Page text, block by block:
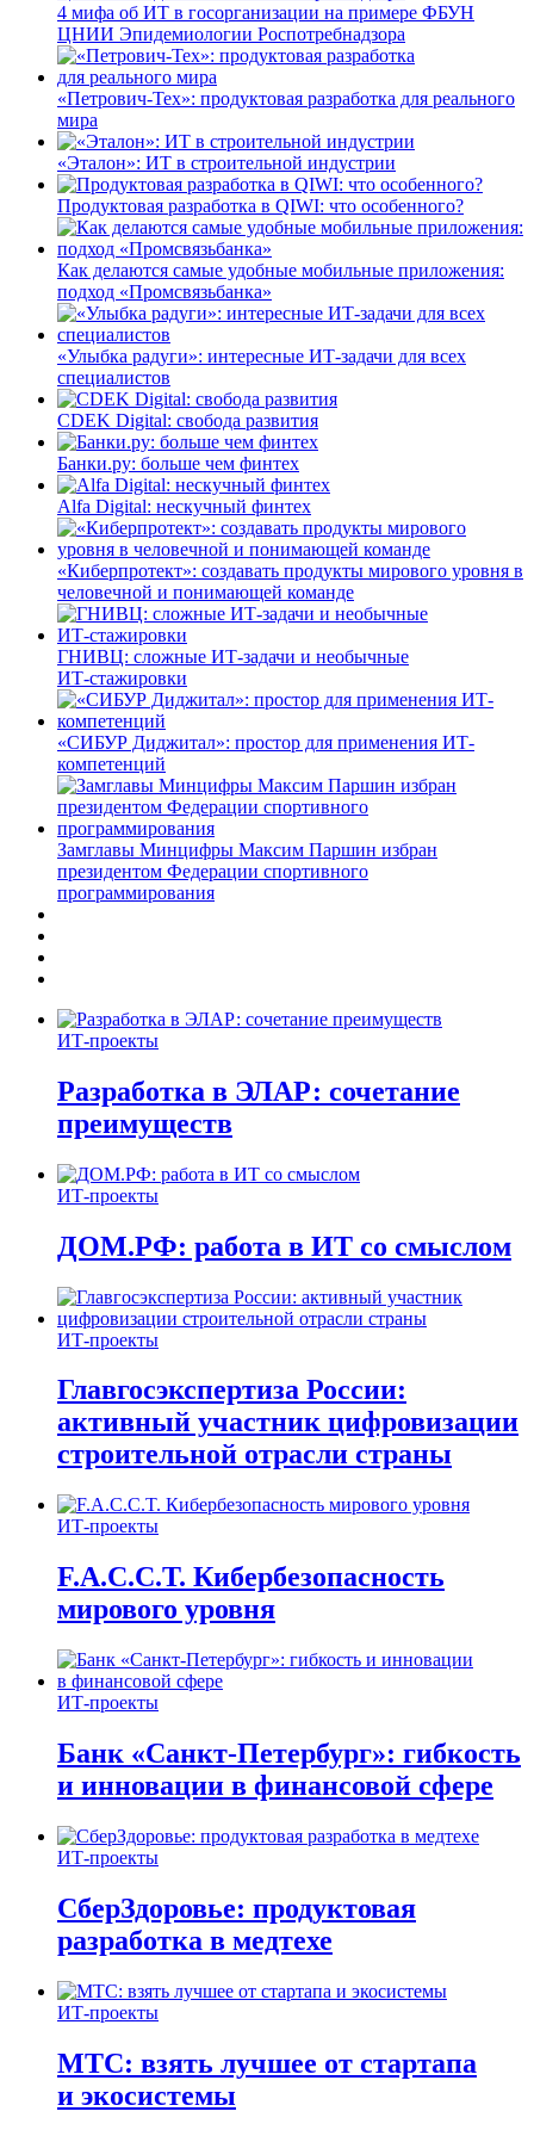
4 мифа об ИТ в госорганизации на примере ФБУН
ЦНИИ Эпидемиологии Роспотребнадзора
«Петрович-Тех»: продуктовая разработка для реального
мира
«Эталон»: ИТ в строительной индустрии
Продуктовая разработка в QIWI: что особенного?
Как делаются самые удобные мобильные приложения:
подход «Промсвязьбанка»
«Улыбка радуги»: интересные ИТ-задачи для всех
специалистов
CDEK Digital: свобода развития
Банки.ру: больше чем финтех
Alfa Digital: нескучный финтех
«Киберпротект»: создавать продукты мирового уровня в
человечной и понимающей команде
ГНИВЦ: сложные ИТ‑задачи и необычные
ИТ‑стажировки
«СИБУР Диджитал»: простор для применения ИТ-
компетенций
Замглавы Минцифры Максим Паршин избран
президентом Федерации спортивного
программирования
ИТ-проекты
Разработка в ЭЛАР: сочетание
преимуществ
ИТ-проекты
ДОМ.РФ: работа в ИТ со смыслом
ИТ-проекты
Главгосэкспертиза России:
активный участник цифровизации
строительной отрасли страны
ИТ-проекты
F.A.C.C.T. Кибербезопасность
мирового уровня
ИТ-проекты
Банк «Санкт-Петербург»: гибкость
и инновации в финансовой сфере
ИТ-проекты
СберЗдоровье: продуктовая
разработка в медтехе
ИТ-проекты
МТС: взять лучшее от стартапа
и экосистемы